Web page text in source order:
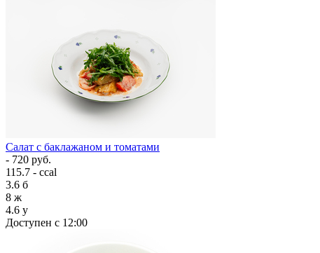
Салат с баклажаном и томатами
- 720 руб.
115.7 - ccal
3.6 б
8 ж
4.6 у
Доступен с 12:00